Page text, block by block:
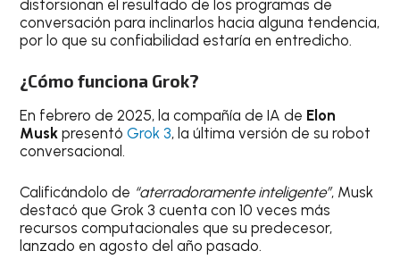
distorsionan el resultado de los programas de
conversación para inclinarlos hacia alguna tendencia,
por lo que su confiabilidad estaría en entredicho.
¿Cómo funciona Grok?
En febrero de 2025, la compañía de IA de Elon
Musk presentóGrok 3, la última versión de su robot
conversacional.
Calificándolo de “aterradoramente inteligente”, Musk
destacó que Grok 3 cuenta con 10 veces más
recursos computacionales que su predecesor,
lanzado en agosto del año pasado.